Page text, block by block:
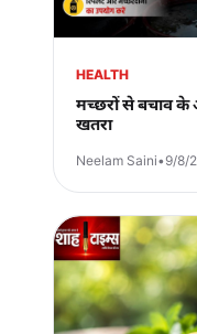
HEALTH
मच्छरों से बचाव
खतरा
Neelam Saini•9/8/